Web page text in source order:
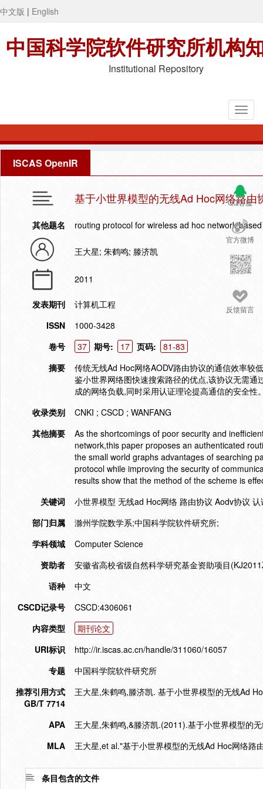
中文版 | English
中国科学院软件研究所机构
Institutional Repository
ISCAS OpenIR
QQ客服
官方微博
反馈留言
基于小世界模型的无线Ad Hoc网络路由
其他题名 routing protocol for wireless ad hoc network
王大星; 朱鹤鸣; 滕济凯
2011
发表期刊
计算机工程
ISSN
1000-3428
卷号
37 期号: 17 页码:
81-83
摘要
传统无线Ad Hoc网络AODV路由协议的通信效率较
鉴小世界网络图快速搜索路径的优点,该协议无需
成的网络负载,同时采用认证理论提高通信的安全性
收录类别
CNKI ; CSCD ; WANFANG
其他摘要
As the shortcomings of poor security and
network,this paper proposes an authenticated
the small world graphs advantages of searching
protocol while improving the security of
results show that the method of the scheme is
关键词
小世界模型 无线ad Hoc网络 路由协议 Aodv协议 认
部门归属
滁州学院数学系;中国科学院软件研究所;
学科领域
Computer Science
资助者
安徽省高校省级自然科学研究基金资助项目
语种
中文
CSCD记录号
CSCD:4306061
内容类型
期刊论文
URI标识
http://ir.iscas.ac.cn/handle/311060/16057
专题
中国科学院软件研究所
推荐引用方式
GB/T 7714
王大星,朱鹤鸣,滕济凯. 基于小世界模型的无线Ad
APA
王大星,朱鹤鸣,&滕济凯.(2011).基于小世界模型的
MLA
王大星,et al."基于小世界模型的无线Ad Hoc网络路
条目包含的文件